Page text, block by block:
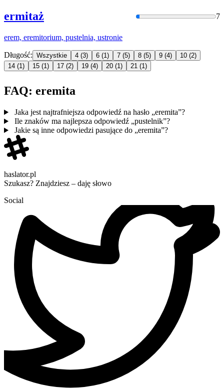
ermitaż 7
erem, eremitorium, pustelnia, ustronie
Długość: Wszystkie 4 (3) 6 (1) 7 (5) 8 (5) 9 (4) 10 (2)
14 (1) 15 (1) 17 (2) 19 (4) 20 (1) 21 (1)
FAQ: eremita
Jaka jest najtrafniejsza odpowiedź na hasło „eremita”?
Ile znaków ma najlepsza odpowiedź „pustelnik”?
Jakie są inne odpowiedzi pasujące do „eremita”?
haslator.pl
Szukasz? Znajdziesz – daję słowo
Social